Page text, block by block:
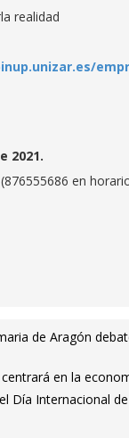
realidad
2021.
en
de Aragón
en la
Día Internacional